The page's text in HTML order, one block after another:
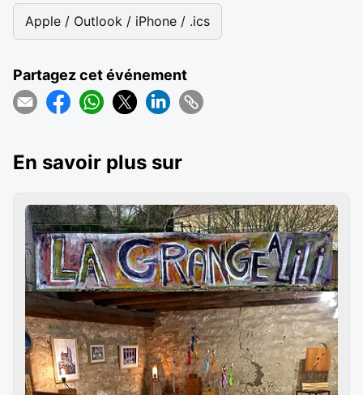
Apple / Outlook / iPhone / .ics
Partagez cet événement
En savoir plus sur